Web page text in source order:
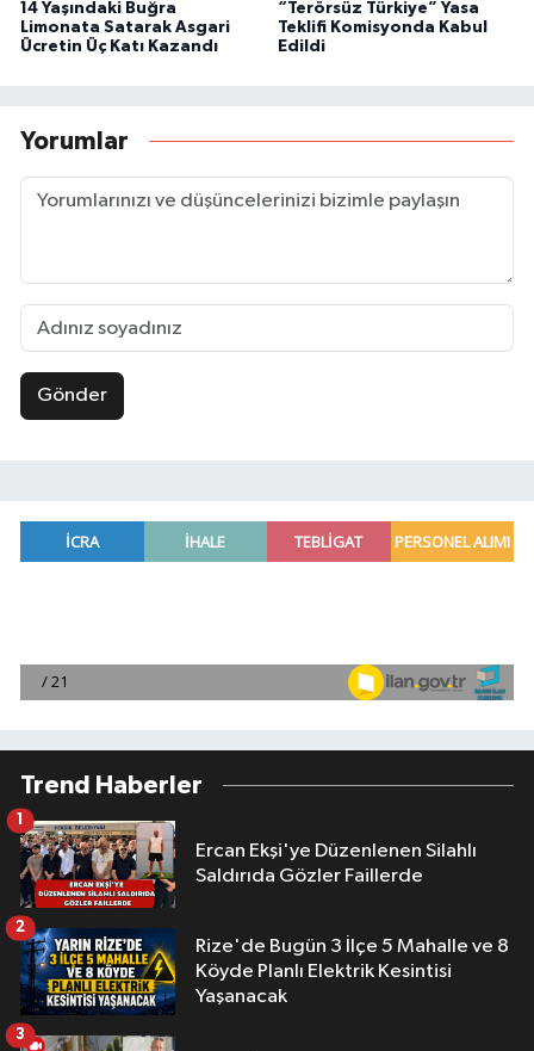
14 Yaşındaki Buğra
Limonata Satarak Asgari
Ücretin Üç Katı Kazandı
“Terörsüz Türkiye” Yasa
Teklifi Komisyonda Kabul
Edildi
Yorumlar
Gönder
Trend Haberler
Ercan Ekşi'ye Düzenlenen Silahlı
Saldırıda Gözler Faillerde
1
Rize'de Bugün 3 İlçe 5 Mahalle ve 8
Köyde Planlı Elektrik Kesintisi
Yaşanacak
2
3